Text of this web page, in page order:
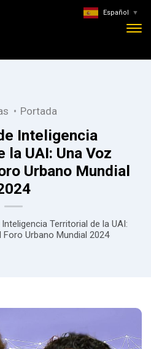
Portada
Inteligencia
UAI: Una Voz
Urbano Mundial
Territorial de la UAI:
Foro Urbano Mundial 2024
Español ▼